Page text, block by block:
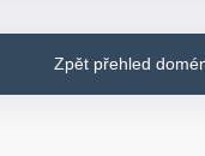
Zpět přehled